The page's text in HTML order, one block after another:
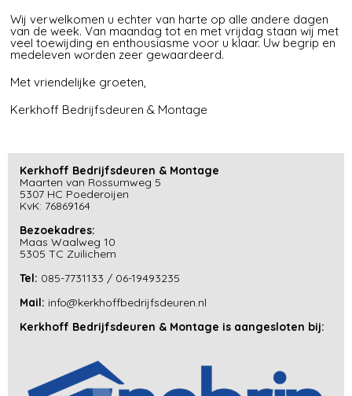
Wij verwelkomen u echter van harte op alle andere dagen
van de week. Van maandag tot en met vrijdag staan wij met
veel toewijding en enthousiasme voor u klaar. Uw begrip en
medeleven worden zeer gewaardeerd.
Met vriendelijke groeten,
Kerkhoff Bedrijfsdeuren & Montage
Kerkhoff Bedrijfsdeuren & Montage
Maarten van Rossumweg 5
5307 HC Poederoijen
KvK: 76869164
Bezoekadres:
Maas Waalweg 10
5305 TC Zuilichem
Tel: 085-7731133 / 06-19493235
Mail: info@kerkhoffbedrijfsdeuren.nl
Kerkhoff Bedrijfsdeuren & Montage is aangesloten bij: